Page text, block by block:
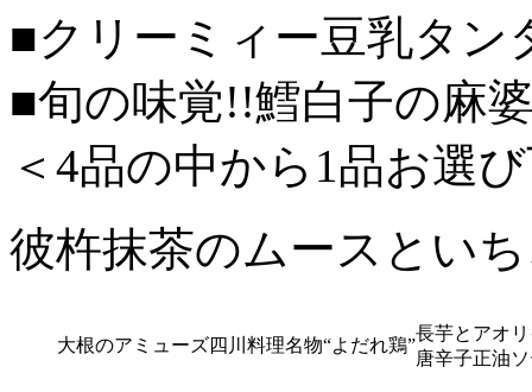
■クリーミィー豆乳タン
■旬の味覚!!鱈白子の麻
＜4品の中から1品お選
彼杵抹茶のムースとい
大根のアミューズ四川料理名物“よだれ鶏”
長芋とアオ
唐辛子正油